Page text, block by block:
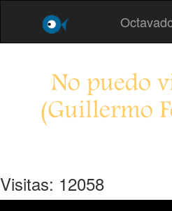
No puedo
(Guillermo
Visitas: 12058